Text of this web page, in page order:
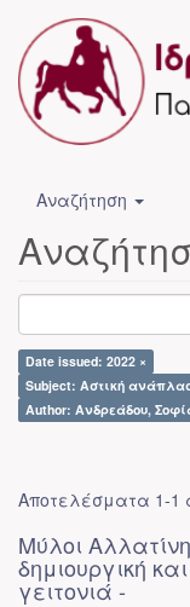
Αναζήτηση
Date issued: 2022 ×
Subject: Αστική
Author: Ανδρεάδου,
Αποτελέσματα 1-1
Μύλοι
δημιουργική
γειτονιά -